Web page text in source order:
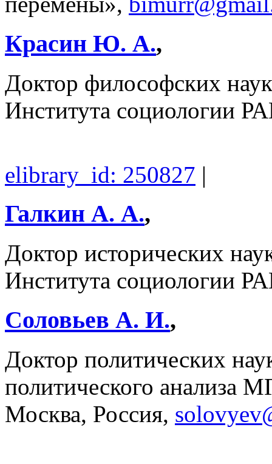
Красин Ю. А.,
Доктор философских
Института социологии
elibrary_id: 250827 |
Галкин А. А.,
Доктор исторических
Института социологии
Соловьев А. И.,
Доктор политических
политического
Москва, Россия,